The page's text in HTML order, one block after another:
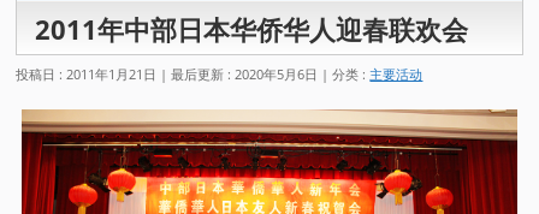
2011年中部日本华侨华人迎春联欢会
投稿日 : 2011年1月21日 最后更新 : 2020年5月6日 分类 :主要活动